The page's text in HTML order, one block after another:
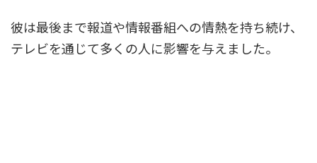
彼は最後まで報道や情報番組への情熱を持ち続け、
テレビを通じて多くの人に影響を与えました。